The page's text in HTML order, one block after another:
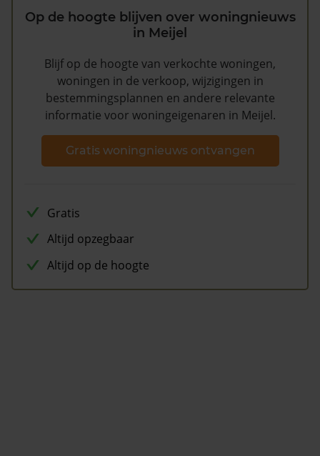
Op de hoogte blijven over woningnieuws
in Meijel
Blijf op de hoogte van verkochte woningen,
woningen in de verkoop, wijzigingen in
bestemmingsplannen en andere relevante
informatie voor woningeigenaren in Meijel.
Gratis woningnieuws ontvangen
Gratis
Altijd opzegbaar
Altijd op de hoogte